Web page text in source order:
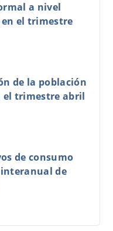
a nivel
en el trimestre
de la población
el trimestre abril
de consumo
de